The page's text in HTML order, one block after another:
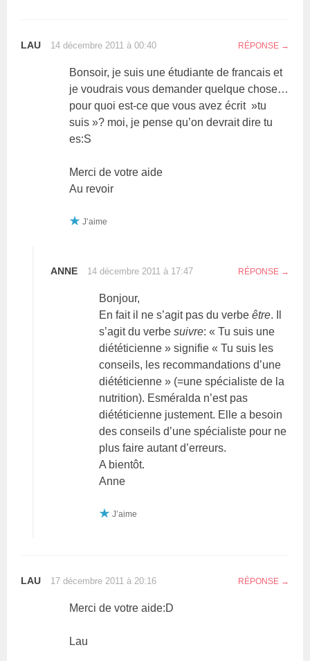
LAU 14 décembre 2011 à 00:40 RÉPONSE
Bonsoir, je suis une étudiante de francais et
je voudrais vous demander quelque chose…
pour quoi est-ce que vous avez écrit »tu
suis »? moi, je pense qu’on devrait dire tu
es:S
Merci de votre aide
Au revoir
J’aime
ANNE 14 décembre 2011 à 17:47 RÉPONSE
Bonjour,
En fait il ne s’agit pas du verbeêtre. Il
s’agit du verbesuivre: « Tu suis une
diététicienne » signifie « Tu suis les
conseils, les recommandations d’une
diététicienne » (=une spécialiste de la
nutrition). Esméralda n’est pas
diététicienne justement. Elle a besoin
des conseils d’une spécialiste pour ne
plus faire autant d’erreurs.
A bientôt.
Anne
J’aime
LAU 17 décembre 2011 à 20:16 RÉPONSE
Merci de votre aide:D
Lau